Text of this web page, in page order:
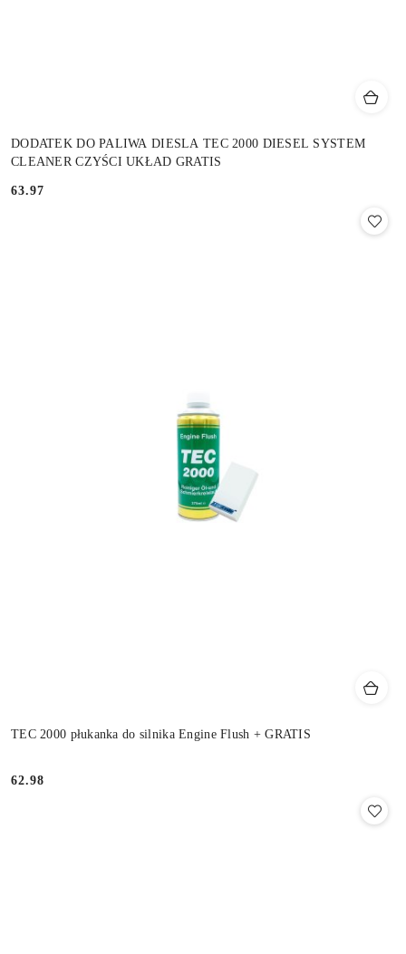
DODATEK DO PALIWA DIESLA TEC 2000 DIESEL SYSTEM
CLEANER CZYŚCI UKŁAD GRATIS
Cena:
63.97
TEC 2000 płukanka do silnika Engine Flush + GRATIS
Cena:
62.98